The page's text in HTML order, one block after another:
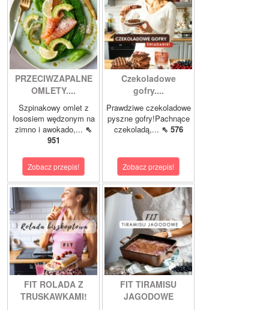
PRZECIWZAPALNE
OMLETY....
Szpinakowy omlet z
łososiem wędzonym na
zimno i awokado,... ⇖
951
Zobacz przepis!
Czekoladowe
gofry....
Prawdziwe czekoladowe
pyszne gofry!Pachnące
czekoladą,... ⇖ 576
Zobacz przepis!
FIT ROLADA Z
TRUSKAWKAMI!
FIT TIRAMISU
JAGODOWE